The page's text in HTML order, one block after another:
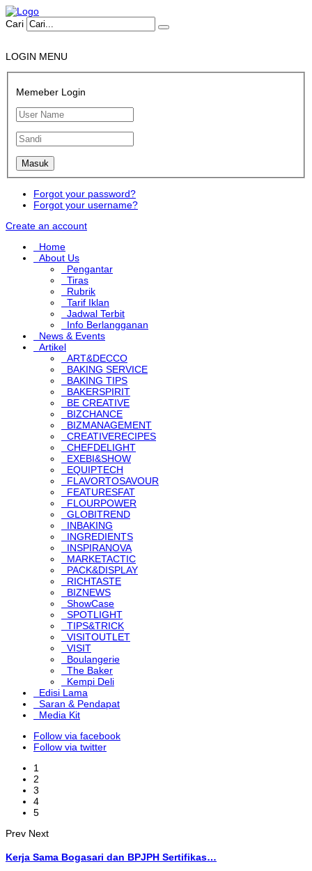
Cari
LOGIN MENU
Memeber Login
Forgot your password?
Forgot your username?
Create an account
Home
About Us
Pengantar
Tiras
Rubrik
Tarif Iklan
Jadwal Terbit
Info Berlangganan
News & Events
Artikel
ART&DECCO
BAKING SERVICE
BAKING TIPS
BAKERSPIRIT
BE CREATIVE
BIZCHANCE
BIZMANAGEMENT
CREATIVERECIPES
CHEFDELIGHT
EXEBI&SHOW
EQUIPTECH
FLAVORTOSAVOUR
FEATURESFAT
FLOURPOWER
GLOBITREND
INBAKING
INGREDIENTS
INSPIRANOVA
MARKETACTIC
PACK&DISPLAY
RICHTASTE
BIZNEWS
ShowCase
SPOTLIGHT
TIPS&TRICK
VISITOUTLET
VISIT
Boulangerie
The Baker
Kempi Deli
Edisi Lama
Saran & Pendapat
Media Kit
Follow via facebook
Follow via twitter
1
2
3
4
5
Prev Next
Kerja Sama Bogasari dan BPJPH Sertifikas…